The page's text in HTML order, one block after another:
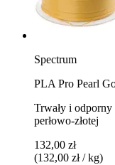
Spectrum
PLA Pro Pearl
Trwały i
perłowo-złotej
132,00 zł
(132,00 zł / kg)